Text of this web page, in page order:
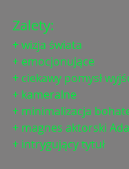
Zalety:
+ wizja świata
+ emocjonujące
+ ciekawy pomysł
+ kameralne
+ minimalizacja
+ magnes aktorski
+ intrygujący tytuł